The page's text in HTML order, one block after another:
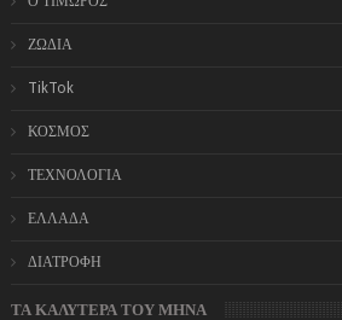
ΖΩΔΙΑ
TikTok
ΚΟΣΜΟΣ
ΤΕΧΝΟΛΟΓΙΑ
ΕΛΛΑΔΑ
ΔΙΑΤΡΟΦΗ
ΤΑ ΚΑΛΥΤΕΡΑ ΤΟΥ ΜΗΝΑ